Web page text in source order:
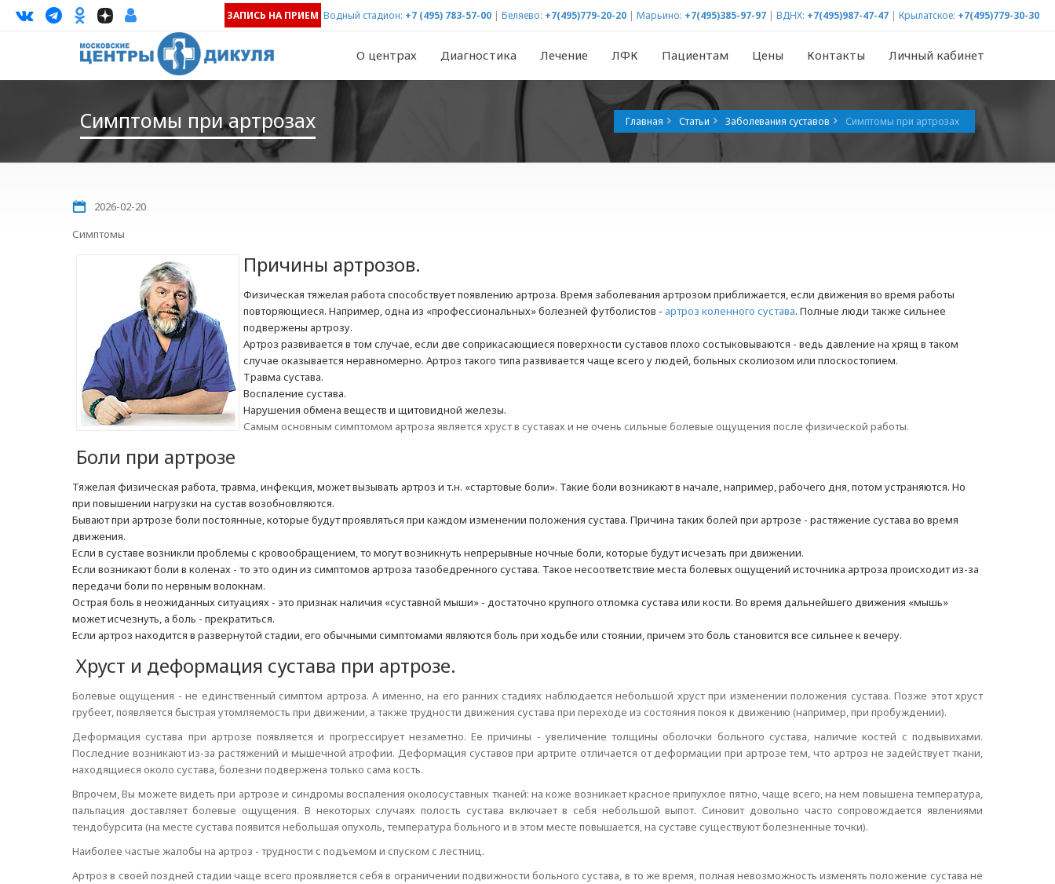
ЗАПИСЬ НА ПРИЕМ Водный стадион: +7 (495) 783-57-00 | Беляево: +7(495)779-20-20 | Марьино: +7(495)385-97-97 | ВДНХ: +7(495)987-47-47 | Крылатское: +7(495)779-30-30
О центрах Диагностика Лечение ЛФК Пациентам Цены Контакты Личный кабинет
Симптомы при артрозах Главная Статьи Заболевания суставов Симптомы при артрозах
2026-02-20
Симптомы
Причины артрозов.
Физическая тяжелая работа способствует появлению артроза. Время заболевания артрозом приближается, если движения во время работы
повторяющиеся. Например, одна из «профессиональных» болезней футболистов - артроз коленного сустава. Полные люди также сильнее
подвержены артрозу.
Артроз развивается в том случае, если две соприкасающиеся поверхности суставов плохо состыковываются - ведь давление на хрящ в таком
случае оказывается неравномерно. Артроз такого типа развивается чаще всего у людей, больных сколиозом или плоскостопием.
Травма сустава.
Воспаление сустава.
Нарушения обмена веществ и щитовидной железы.
Самым основным симптомом артроза является хруст в суставах и не очень сильные болевые ощущения после физической работы.
Боли при артрозе
Тяжелая физическая работа, травма, инфекция, может вызывать артроз и т.н. «стартовые боли». Такие боли возникают в начале, например, рабочего дня, потом устраняются. Но
при повышении нагрузки на сустав возобновляются.
Бывают при артрозе боли постоянные, которые будут проявляться при каждом изменении положения сустава. Причина таких болей при артрозе - растяжение сустава во время
движения.
Если в суставе возникли проблемы с кровообращением, то могут возникнуть непрерывные ночные боли, которые будут исчезать при движении.
Если возникают боли в коленах - то это один из симптомов артроза тазобедренного сустава. Такое несоответствие места болевых ощущений источника артроза происходит из-за
передачи боли по нервным волокнам.
Острая боль в неожиданных ситуациях - это признак наличия «суставной мыши» - достаточно крупного отломка сустава или кости. Во время дальнейшего движения «мышь»
может исчезнуть, а боль - прекратиться.
Если артроз находится в развернутой стадии, его обычными симптомами являются боль при ходьбе или стоянии, причем это боль становится все сильнее к вечеру.
Хруст и деформация сустава при артрозе.
Болевые ощущения - не единственный симптом артроза. А именно, на его ранних стадиях наблюдается небольшой хруст при изменении положения сустава. Позже этот хруст
грубеет, появляется быстрая утомляемость при движении, а также трудности движения сустава при переходе из состояния покоя к движению (например, при пробуждении).
Деформация сустава при артрозе появляется и прогрессирует незаметно. Ее причины - увеличение толщины оболочки больного сустава, наличие костей с подвывихами.
Последние возникают из-за растяжений и мышечной атрофии. Деформация суставов при артрите отличается от деформации при артрозе тем, что артроз не задействует ткани,
находящиеся около сустава, болезни подвержена только сама кость.
Впрочем, Вы можете видеть при артрозе и синдромы воспаления околосуставных тканей: на коже возникает красное припухлое пятно, чаще всего, на нем повышена температура,
пальпация доставляет болевые ощущения. В некоторых случаях полость сустава включает в себя небольшой выпот. Синовит довольно часто сопровождается явлениями
тендобурсита (на месте сустава появится небольшая опухоль, температура больного и в этом месте повышается, на суставе существуют болезненные точки).
Наиболее частые жалобы на артроз - трудности с подъемом и спуском с лестниц.
Артроз в своей поздней стадии чаще всего проявляется себя в ограничении подвижности больного сустава, в то же время, полная невозможность изменять положение сустава не